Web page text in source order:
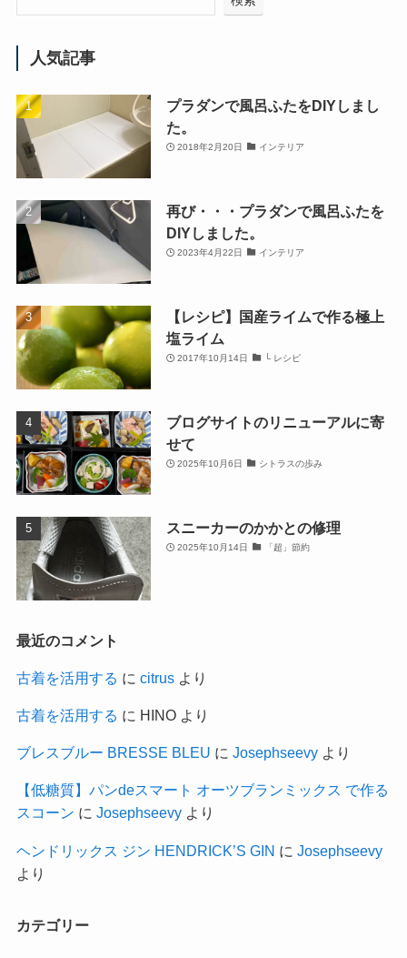
人気記事
プラダンで風呂ふたをDIYしまし
た。
2018年2月20日 インテリア
再び・・・プラダンで風呂ふたを
DIYしました。
2023年4月22日 インテリア
【レシピ】国産ライムで作る極上
塩ライム
2017年10月14日 └ レシピ
ブログサイトのリニューアルに寄
せて
2025年10月6日 シトラスの歩み
スニーカーのかかとの修理
2025年10月14日 「超」節約
最近のコメント
古着を活用する に citrusより
古着を活用する に HINOより
ブレスブルー BRESSE BLEU に Josephseevyより
【低糖質】パンdeスマート オーツブランミックス で作る
スコーン に Josephseevyより
ヘンドリックス ジン HENDRICK’S GIN に Josephseevy
より
カテゴリー